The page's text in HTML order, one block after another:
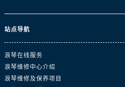
站点导航
浪琴在线服务
浪琴维修中心介绍
浪琴维修及保养项目